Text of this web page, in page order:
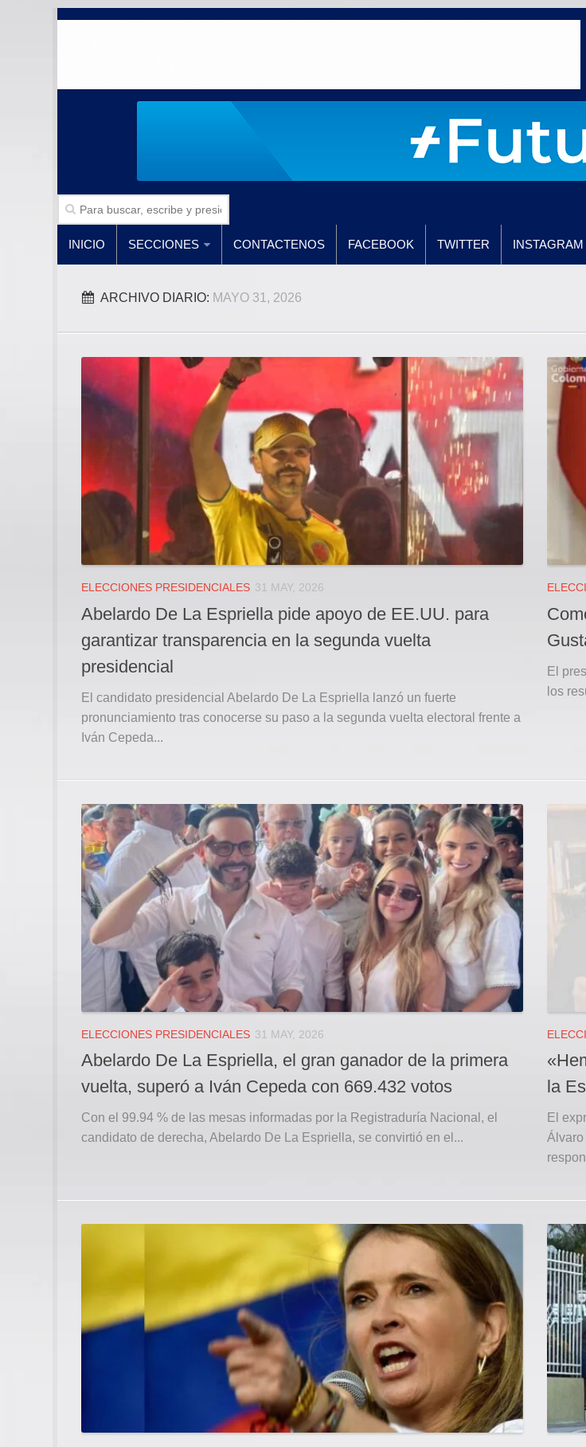
INICIO SECCIONES CONTACTENOS FACEBOOK TWITTER INSTAGRAM
ARCHIVO DIARIO: MAYO 31, 2026
ELECCIONES PRESIDENCIALES 31 MAY, 2026
Abelardo De La Espriella pide apoyo de EE.UU. para
garantizar transparencia en la segunda vuelta
presidencial
El candidato presidencial Abelardo De La Espriella lanzó un fuerte
pronunciamiento tras conocerse su paso a la segunda vuelta electoral frente a
Iván Cepeda...
El
los
ELECCIONES PRESIDENCIALES 31 MAY, 2026
Abelardo De La Espriella, el gran ganador de la primera
vuelta, superó a Iván Cepeda con 669.432 votos
Con el 99.94 % de las mesas informadas por la Registraduría Nacional, el
candidato de derecha, Abelardo De La Espriella, se convirtió en el...
la
El
Álvaro